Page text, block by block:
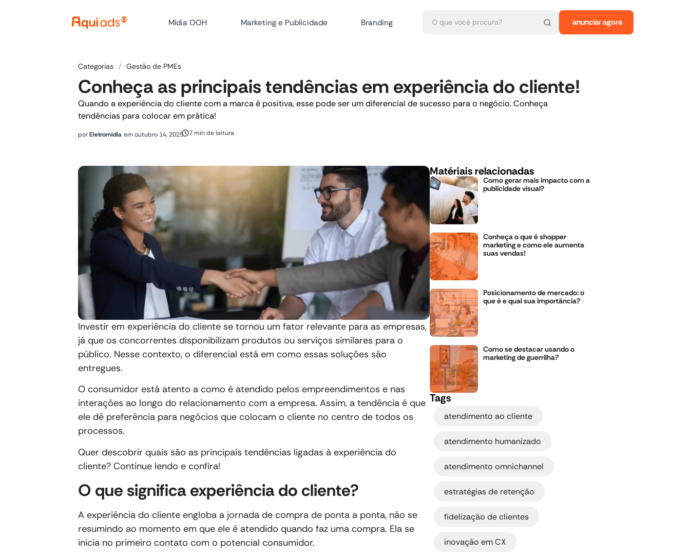
Mídia OOH Marketing e Publicidade Branding anunciar agora
Categorias / Gestão de PMEs
Conheça as principais tendências em experiência do cliente!
Quando a experiência do cliente com a marca é positiva, esse pode ser um diferencial de sucesso para o negócio. Conheça
tendências para colocar em prática!
porEletromidia em outubro 14, 2025 7 min de leitura
Investir em experiência do cliente se tornou um fator relevante para as empresas,
já que os concorrentes disponibilizam produtos ou serviços similares para o
público. Nesse contexto, o diferencial está em como essas soluções são
entregues.
O consumidor está atento a como é atendido pelos empreendimentos e nas
interações ao longo do relacionamento com a empresa. Assim, a tendência é que
ele dê preferência para negócios que colocam o cliente no centro de todos os
processos.
Quer descobrir quais são as principais tendências ligadas à experiência do
cliente? Continue lendo e confira!
O que significa experiência do cliente?
A experiência do cliente engloba a jornada de compra de ponta a ponta, não se
resumindo ao momento em que ele é atendido quando faz uma compra. Ela se
inicia no primeiro contato com o potencial consumidor.
Matériais relacionadas
Como gerar mais impacto com a
publicidade visual?
Conheça o que é shopper
marketing e como ele aumenta
suas vendas!
Posicionamento de mercado: o
que é e qual sua importância?
Como se destacar usando o
marketing de guerrilha?
Tags
atendimento ao cliente
atendimento humanizado
atendimento omnichannel
estratégias de retenção
fidelização de clientes
inovação em CX